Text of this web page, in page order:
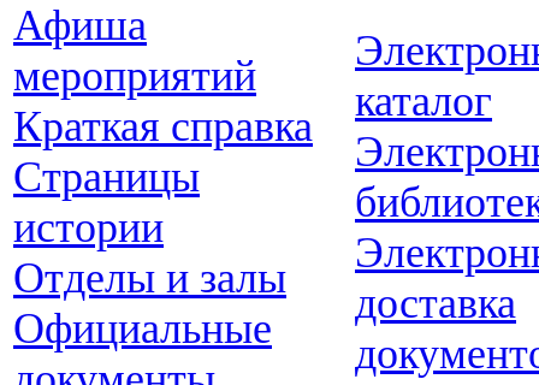
Афиша
мероприятий
Краткая справка
Страницы
истории
Отделы и залы
Официальные
каталог
доставка